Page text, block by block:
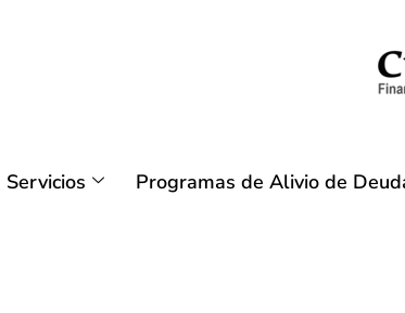
Servicios Programas de Alivio de